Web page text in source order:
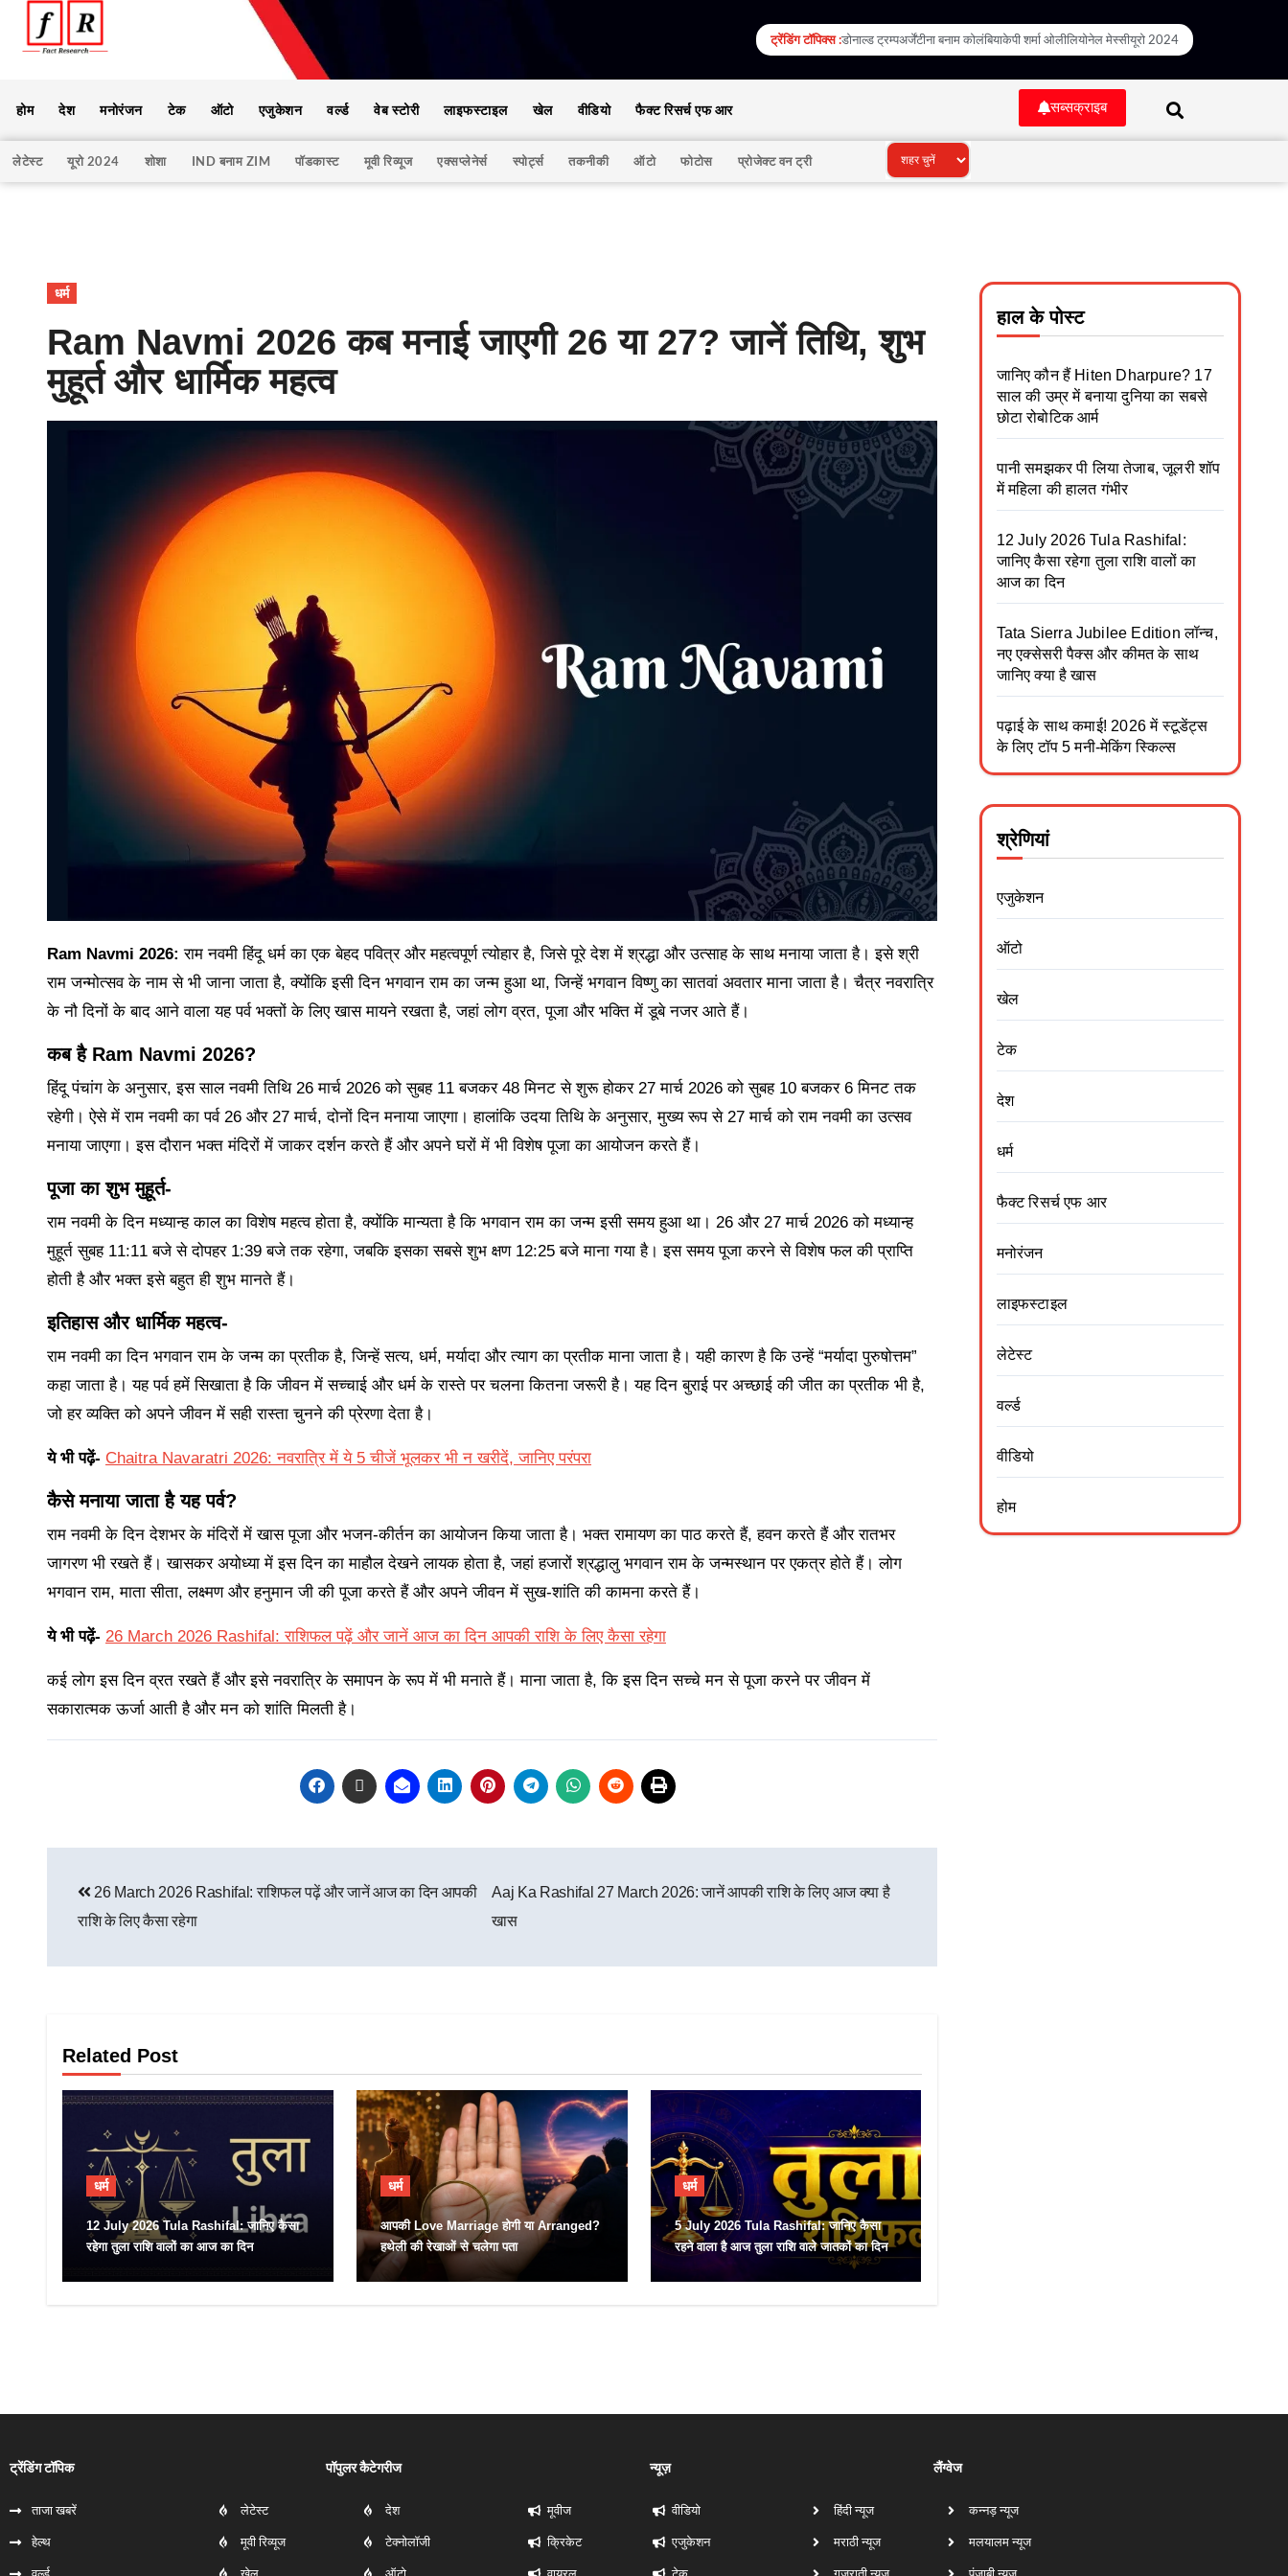
ट्रेंडिंग टॉपिक्स :डोनाल्ड ट्रम्पअर्जेंटीना बनाम कोलंबियाकेपी शर्मा ओलीलियोनेल मेस्सीयूरो 2024
होम देश मनोरंजन टेक ऑटो एजुकेशन वर्ल्ड वेब स्टोरी लाइफस्टाइल खेल वीडियो फैक्ट रिसर्च एफ आर सब्सक्राइब
लेटेस्ट यूरो 2024 शोशा IND बनाम ZIM पॉडकास्ट मूवी रिव्यूज एक्सप्लेनेर्स स्पोर्ट्स तकनीकी ऑटो फोटोस प्रोजेक्ट वन ट्री
धर्म
Ram Navmi 2026 कब मनाई जाएगी 26 या 27? जानें तिथि, शुभ
मुहूर्त और धार्मिक महत्व
Ram Navmi 2026: राम नवमी हिंदू धर्म का एक बेहद पवित्र और महत्वपूर्ण त्योहार है, जिसे पूरे देश में श्रद्धा और उत्साह के साथ मनाया जाता है। इसे श्री
राम जन्मोत्सव के नाम से भी जाना जाता है, क्योंकि इसी दिन भगवान राम का जन्म हुआ था, जिन्हें भगवान विष्णु का सातवां अवतार माना जाता है। चैत्र नवरात्रि
के नौ दिनों के बाद आने वाला यह पर्व भक्तों के लिए खास मायने रखता है, जहां लोग व्रत, पूजा और भक्ति में डूबे नजर आते हैं।
कब है Ram Navmi 2026?
हिंदू पंचांग के अनुसार, इस साल नवमी तिथि 26 मार्च 2026 को सुबह 11 बजकर 48 मिनट से शुरू होकर 27 मार्च 2026 को सुबह 10 बजकर 6 मिनट तक
रहेगी। ऐसे में राम नवमी का पर्व 26 और 27 मार्च, दोनों दिन मनाया जाएगा। हालांकि उदया तिथि के अनुसार, मुख्य रूप से 27 मार्च को राम नवमी का उत्सव
मनाया जाएगा। इस दौरान भक्त मंदिरों में जाकर दर्शन करते हैं और अपने घरों में भी विशेष पूजा का आयोजन करते हैं।
पूजा का शुभ मुहूर्त-
राम नवमी के दिन मध्यान्ह काल का विशेष महत्व होता है, क्योंकि मान्यता है कि भगवान राम का जन्म इसी समय हुआ था। 26 और 27 मार्च 2026 को मध्यान्ह
मुहूर्त सुबह 11:11 बजे से दोपहर 1:39 बजे तक रहेगा, जबकि इसका सबसे शुभ क्षण 12:25 बजे माना गया है। इस समय पूजा करने से विशेष फल की प्राप्ति
होती है और भक्त इसे बहुत ही शुभ मानते हैं।
इतिहास और धार्मिक महत्व-
राम नवमी का दिन भगवान राम के जन्म का प्रतीक है, जिन्हें सत्य, धर्म, मर्यादा और त्याग का प्रतीक माना जाता है। यही कारण है कि उन्हें “मर्यादा पुरुषोत्तम”
कहा जाता है। यह पर्व हमें सिखाता है कि जीवन में सच्चाई और धर्म के रास्ते पर चलना कितना जरूरी है। यह दिन बुराई पर अच्छाई की जीत का प्रतीक भी है,
जो हर व्यक्ति को अपने जीवन में सही रास्ता चुनने की प्रेरणा देता है।
ये भी पढ़ें- Chaitra Navaratri 2026: नवरात्रि में ये 5 चीजें भूलकर भी न खरीदें, जानिए परंपरा
कैसे मनाया जाता है यह पर्व?
राम नवमी के दिन देशभर के मंदिरों में खास पूजा और भजन-कीर्तन का आयोजन किया जाता है। भक्त रामायण का पाठ करते हैं, हवन करते हैं और रातभर
जागरण भी रखते हैं। खासकर अयोध्या में इस दिन का माहौल देखने लायक होता है, जहां हजारों श्रद्धालु भगवान राम के जन्मस्थान पर एकत्र होते हैं। लोग
भगवान राम, माता सीता, लक्ष्मण और हनुमान जी की पूजा करते हैं और अपने जीवन में सुख-शांति की कामना करते हैं।
ये भी पढ़ें- 26 March 2026 Rashifal: राशिफल पढ़ें और जानें आज का दिन आपकी राशि के लिए कैसा रहेगा
कई लोग इस दिन व्रत रखते हैं और इसे नवरात्रि के समापन के रूप में भी मनाते हैं। माना जाता है, कि इस दिन सच्चे मन से पूजा करने पर जीवन में
सकारात्मक ऊर्जा आती है और मन को शांति मिलती है।
26 March 2026 Rashifal: राशिफल पढ़ें और जानें आज का दिन आपकी
राशि के लिए कैसा रहेगा
Aaj Ka Rashifal 27 March 2026: जानें आपकी राशि के लिए आज क्या है
खास
Related Post
धर्म
12 July 2026 Tula Rashifal: जानिए कैसा
रहेगा तुला राशि वालों का आज का दिन
धर्म
आपकी Love Marriage होगी या Arranged?
हथेली की रेखाओं से चलेगा पता
धर्म
5 July 2026 Tula Rashifal: जानिए कैसा
रहने वाला है आज तुला राशि वाले जातकों का दिन
हाल के पोस्ट
जानिए कौन हैं Hiten Dharpure? 17
साल की उम्र में बनाया दुनिया का सबसे
छोटा रोबोटिक आर्म
पानी समझकर पी लिया तेजाब, जूलरी शॉप
में महिला की हालत गंभीर
12 July 2026 Tula Rashifal:
जानिए कैसा रहेगा तुला राशि वालों का
आज का दिन
Tata Sierra Jubilee Edition लॉन्च,
नए एक्सेसरी पैक्स और कीमत के साथ
जानिए क्या है खास
पढ़ाई के साथ कमाई! 2026 में स्टूडेंट्स
के लिए टॉप 5 मनी-मेकिंग स्किल्स
श्रेणियां
एजुकेशन
ऑटो
खेल
टेक
देश
धर्म
फैक्ट रिसर्च एफ आर
मनोरंजन
लाइफस्टाइल
लेटेस्ट
वर्ल्ड
वीडियो
होम
ट्रेंडिंग टॉपिक
ताजा खबरें
हेल्‍थ
पॉपुलर कैटेगरीज
लेटेस्ट
मूवी रिव्यूज
देश
टेक्नोलॉजी
न्यूज़
मूवीज
क्रिकेट
वीडियो
एजुकेशन
लैंग्वेज
हिंदी न्यूज
मराठी न्यूज
कन्नड़ न्यूज
मलयालम न्यूज